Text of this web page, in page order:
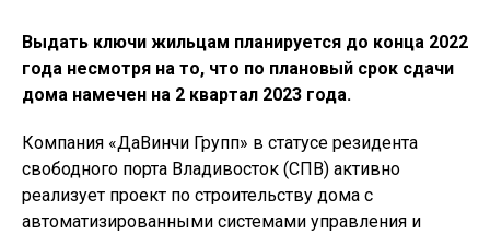
Выдать ключи жильцам планируется до конца 2022
года несмотря на то, что по плановый срок сдачи
дома намечен на 2 квартал 2023 года.
Компания «ДаВинчи Групп» в статусе резидента
свободного порта Владивосток (СПВ) активно
реализует проект по строительству дома с
автоматизированными системами управления и